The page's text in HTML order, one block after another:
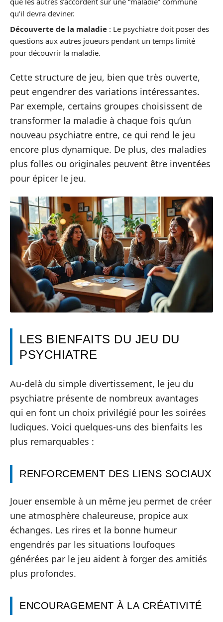
qu’il devra deviner.
Découverte de la maladie : Le psychiatre doit poser des
questions aux autres joueurs pendant un temps limité
pour découvrir la maladie.
Cette structure de jeu, bien que très ouverte,
peut engendrer des variations intéressantes.
Par exemple, certains groupes choisissent de
transformer la maladie à chaque fois qu’un
nouveau psychiatre entre, ce qui rend le jeu
encore plus dynamique. De plus, des maladies
plus folles ou originales peuvent être inventées
pour épicer le jeu.
LES BIENFAITS DU JEU DU
PSYCHIATRE
Au-delà du simple divertissement, le jeu du
psychiatre présente de nombreux avantages
qui en font un choix privilégié pour les soirées
ludiques. Voici quelques-uns des bienfaits les
plus remarquables :
RENFORCEMENT DES LIENS SOCIAUX
Jouer ensemble à un même jeu permet de créer
une atmosphère chaleureuse, propice aux
échanges. Les rires et la bonne humeur
engendrés par les situations loufoques
générées par le jeu aident à forger des amitiés
plus profondes.
ENCOURAGEMENT À LA CRÉATIVITÉ